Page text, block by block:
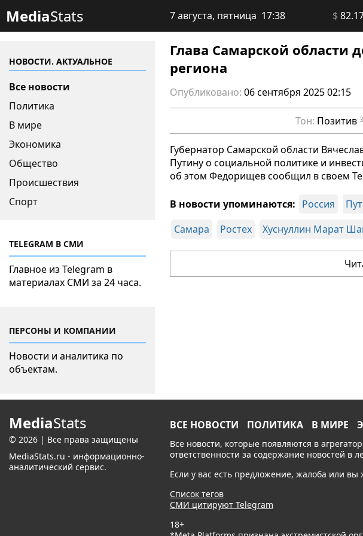
MediaStats 7 августа, пятница 17:38 $
НОВОСТИ. АКТУАЛЬНОЕ
Все новости
Политика
В мире
Экономика
Общество
Происшествия
Спорт
TELEGRAM В СМИ
Главное из Telegram в
материалах СМИ за 24 часа.
ПЕРСОНЫ И КОМПАНИИ
Новости и аналитика по
объектам.
Глава Самарской области
региона
Опубликовано: 06 сентября 2025 02:15
Тон: Позитив3
Губернатор Самарской области
Путину о социальной политике и
об этом Федорищев сообщил в своем
В новости упоминаются: Россия
Самара
Ростех Хуснуллин Марат
MediaStats
© 2026 | Все права защищены
MediaStats.ru - информационно-
аналитический сервис.
ВСЕ НОВОСТИ ПОЛИТИКА В МИРЕ
Все новости, которые появляются в
ответственности за содержание новостей в
Если у вас есть предложение, жалоба или
Список тегов
СМИ цитируют Telegram
18+